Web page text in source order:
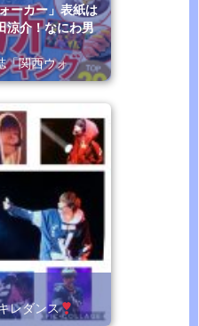
ーカー」表紙は
涼介！なにわ男
「関西ウォ
レダンス